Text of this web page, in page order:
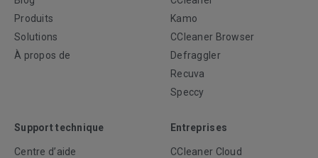
Produits
Solutions
À propos de
Kamo
CCleaner Browser
Defraggler
Recuva
Speccy
Support technique
Centre d’aide
Entreprises
CCleaner Cloud